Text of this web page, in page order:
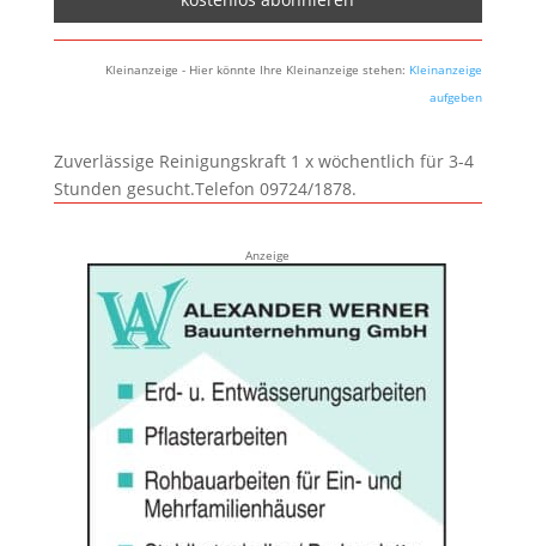
Kleinanzeige - Hier könnte Ihre Kleinanzeige stehen: Kleinanzeige
aufgeben
Zuverlässige Reinigungskraft 1 x wöchentlich für 3-4
Stunden gesucht.Telefon 09724/1878.
Anzeige